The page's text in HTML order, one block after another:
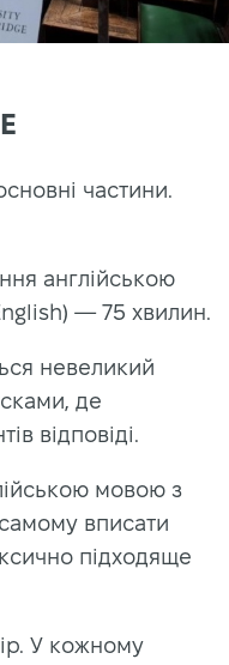
частини.
англійською
— 75 хвилин.
невеликий
де
відповіді.
мовою з
вписати
підходяще
У кожному